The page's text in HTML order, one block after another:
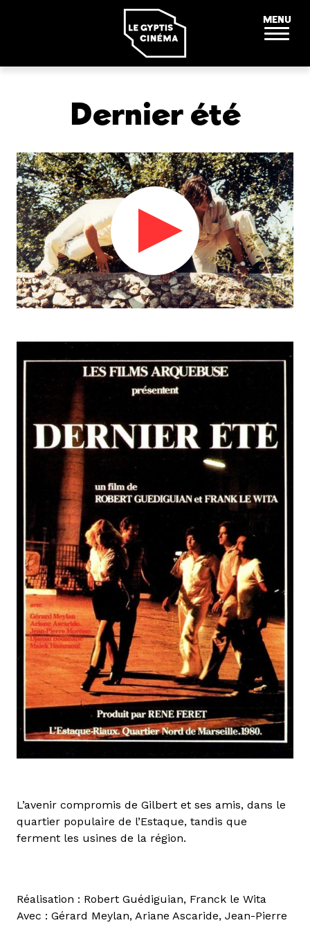
MENU
Dernier été
L’avenir compromis de Gilbert et ses amis, dans le
quartier populaire de l’Estaque, tandis que
ferment les usines de la région.
Réalisation : Robert Guédiguian, Franck le Wita
Avec : Gérard Meylan, Ariane Ascaride, Jean-Pierre
Panneau de gestion des cookies